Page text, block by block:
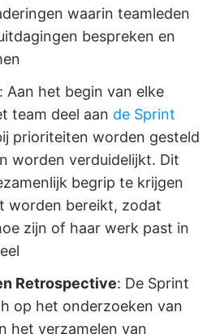
waarin teamleden
bespreken en
: Aan het begin van elke
team deel aan de Sprint
prioriteiten worden gesteld
worden verduidelijkt. Dit
begrip te krijgen
worden bereikt, zodat
zijn of haar werk past in
Retrospective: De Sprint
op het onderzoeken van
het verzamelen van